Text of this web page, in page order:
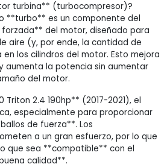
turbina** (turbocompresor)?
**turbo** es un componente del
del motor, diseñado para
aire (y, por ende, la cantidad de
los cilindros del motor. Esto mejora
aumenta la potencia sin aumentar
del motor.
Triton 2.4 190hp** (2017-2021), el
especialmente para proporcionar
de fuerza**. Los
a un gran esfuerzo, por lo que
que sea **compatible** con el
calidad**.